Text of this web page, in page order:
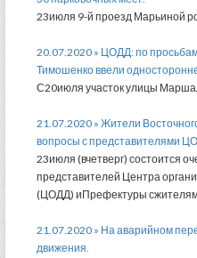
23июля 9-й проезд Марьиной
20.07.2020 » ЦОДД: по
Тимошенко ввели
С20июля участок улицы
21.07.2020 » Жители
вопросы с представителями
23июля (вчетверг) состоится
представителей Центра
(ЦОДД) иПрефектуры
21.07.2020 » На аварийном
движения.